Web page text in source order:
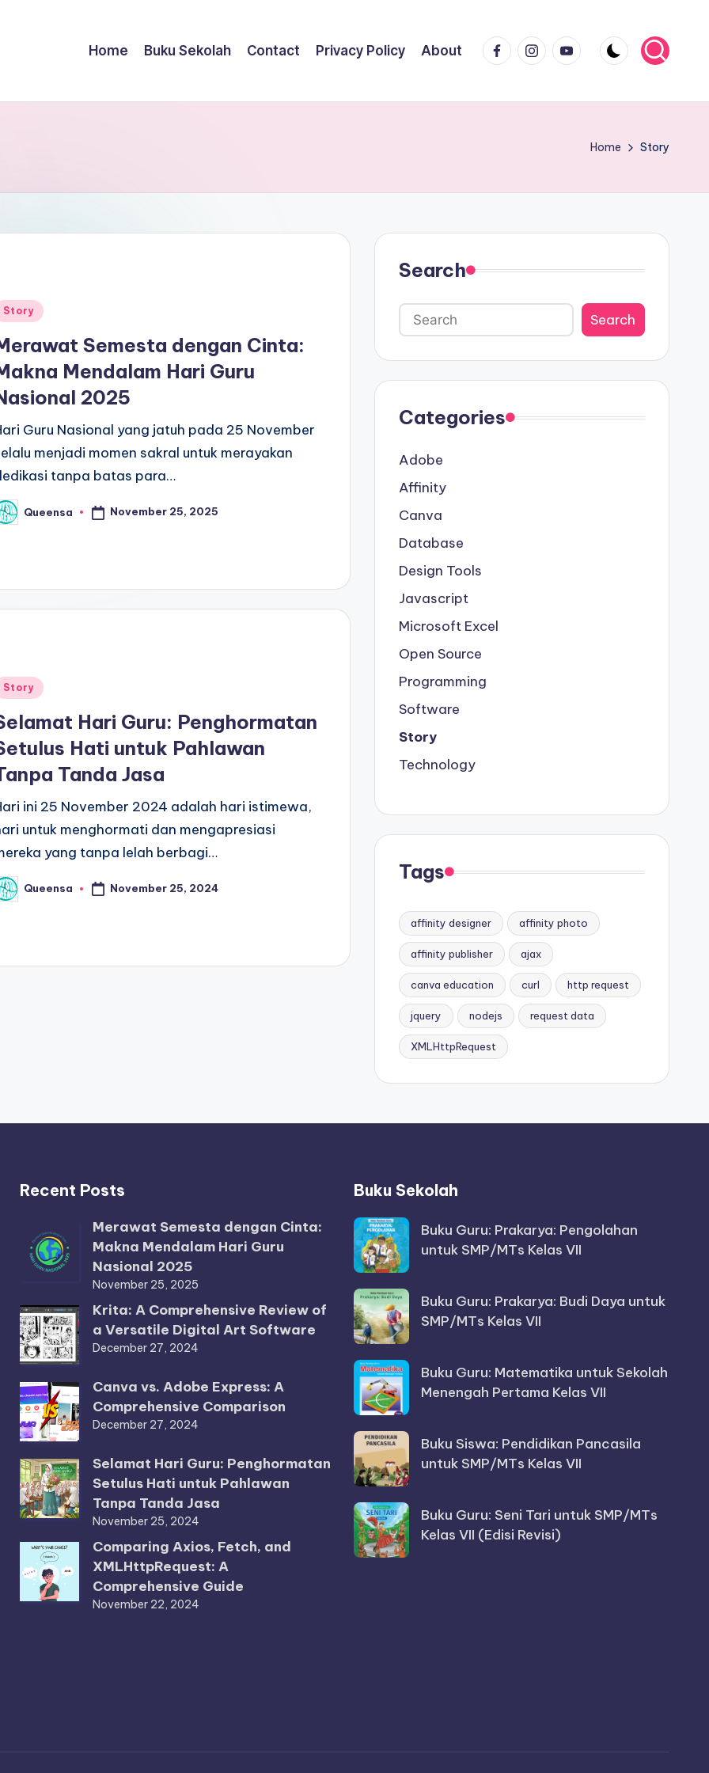
Home Buku Sekolah Contact Privacy Policy About FacebookInstagram
Youtube
Home Story
Story
Semesta dengan Cinta:
Mendalam Hari Guru
2025
Guru Nasional yang jatuh pada 25 November
menjadi momen sakral untuk merayakan
tanpa batas para…
Queensa November 25, 2025
Story
Hari Guru: Penghormatan
Hati untuk Pahlawan
Tanda Jasa
ini 25 November 2024 adalah hari istimewa,
untuk menghormati dan mengapresiasi
yang tanpa lelah berbagi…
Queensa November 25, 2024
Search
Search
Categories
Adobe
Affinity
Canva
Database
Design Tools
Javascript
Microsoft Excel
Open Source
Programming
Software
Story
Technology
Tags
affinity designer affinity photo
affinity publisher ajax
canva education curl http request
jquery nodejs request data
XMLHttpRequest
Recent Posts
Merawat Semesta dengan Cinta:
Makna Mendalam Hari Guru
Nasional 2025
November 25, 2025
Krita: A Comprehensive Review of
a Versatile Digital Art Software
December 27, 2024
Canva vs. Adobe Express: A
Comprehensive Comparison
December 27, 2024
Selamat Hari Guru: Penghormatan
Setulus Hati untuk Pahlawan
Tanpa Tanda Jasa
November 25, 2024
Comparing Axios, Fetch, and
XMLHttpRequest: A
Comprehensive Guide
November 22, 2024
Buku Sekolah
Buku Guru: Prakarya: Pengolahan
untuk SMP/MTs Kelas VII
Buku Guru: Prakarya: Budi Daya untuk
SMP/MTs Kelas VII
Buku Guru: Matematika untuk Sekolah
Menengah Pertama Kelas VII
Buku Siswa: Pendidikan Pancasila
untuk SMP/MTs Kelas VII
Buku Guru: Seni Tari untuk SMP/MTs
Kelas VII (Edisi Revisi)